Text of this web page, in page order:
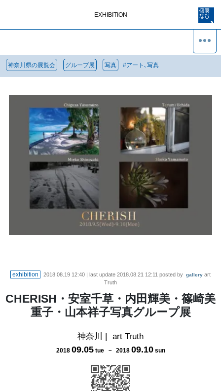
EXHIBITION
神奈川県の展覧会 グループ展 写真 #アート､写真
exhibition 2018.08.19 12:40 | last update 2018.08.21 12:11 posted by gallery art
Truth
CHERISH・安室千草・内田輝美・篠崎美
重子・山本祥子写真グループ展
神奈川 | art Truth
2018 09.05 tue－ 2018 09.10 sun